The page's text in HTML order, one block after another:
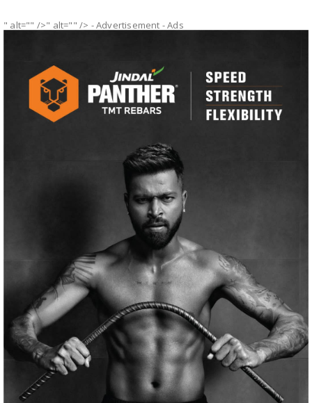
" alt="" />" alt="" /> - Advertisement -Ads